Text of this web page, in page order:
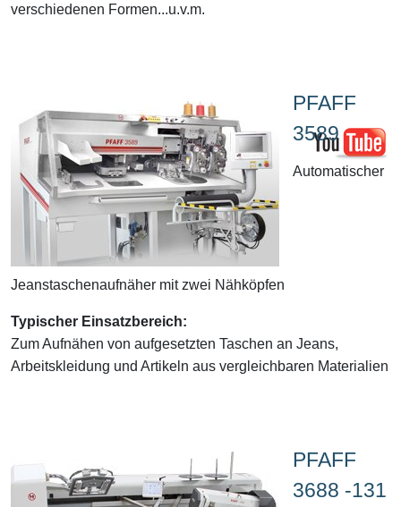
verschiedenen Formen...u.v.m.
PFAFF
3589
Automatischer
Jeanstaschenaufnäher mit zwei Nähköpfen
Typischer Einsatzbereich:
Zum Aufnähen von aufgesetzten Taschen an Jeans,
Arbeitskleidung und Artikeln aus vergleichbaren Materialien
PFAFF
3688 -131